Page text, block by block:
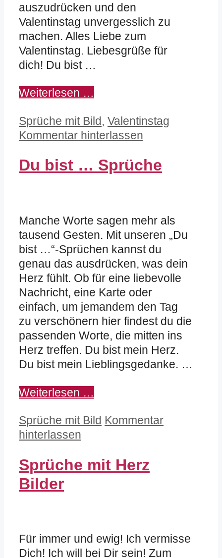
auszudrücken und den
Valentinstag unvergesslich zu
machen. Alles Liebe zum
Valentinstag. Liebesgrüße für
dich! Du bist …
Weiterlesen …
Kategorien
Sprüche mit Bild, Valentinstag
Kommentar hinterlassen
Du bist … Sprüche
Manche Worte sagen mehr als
tausend Gesten. Mit unseren „Du
bist …“-Sprüchen kannst du
genau das ausdrücken, was dein
Herz fühlt. Ob für eine liebevolle
Nachricht, eine Karte oder
einfach, um jemandem den Tag
zu verschönern hier findest du die
passenden Worte, die mitten ins
Herz treffen. Du bist mein Herz.
Du bist mein Lieblingsgedanke. …
Weiterlesen …
Kategorien
Sprüche mit Bild Kommentar
hinterlassen
Sprüche mit Herz
Bilder
Für immer und ewig! Ich vermisse
Dich! Ich will bei Dir sein! Zum